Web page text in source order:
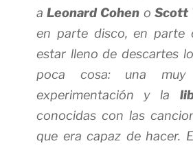
aLeonard Cohen o Scott
en parte disco, en parte
estar lleno de descartes
poca cosa: una
experimentación y la
conocidas con las
que era capaz de hacer.